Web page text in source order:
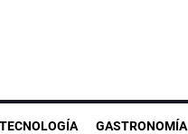
TECNOLOGÍA GASTRONOMÍA